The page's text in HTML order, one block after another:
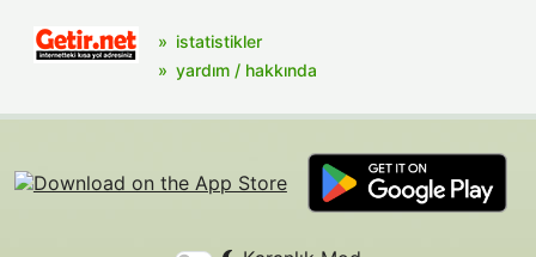
istatistikler
yardım / hakkında